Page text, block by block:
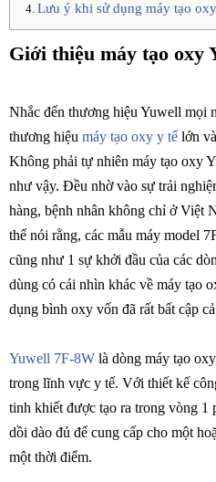
Lưu ý khi sử dụng máy tạo
Giới thiệu máy tạo oxy
Nhắc đến thương hiệu Yuwell mọi
thương hiệu máy tạo oxy y tế lớn
Không phải tự nhiên máy tạo oxy
như vậy. Đều nhờ vào sự trải
hàng, bệnh nhân không chỉ ở Việt
thể nói rằng, các mẫu máy model
cũng như 1 sự khởi đầu của các
dùng có cái nhìn khác về máy tạo
dụng bình oxy vốn đã rất bất cập
Yuwell 7F-8W là dòng máy tạo
trong lĩnh vực y tế. Với thiết kế
tinh khiết được tạo ra trong vòng 1
dồi dào đủ để cung cấp cho một
một thời điểm.